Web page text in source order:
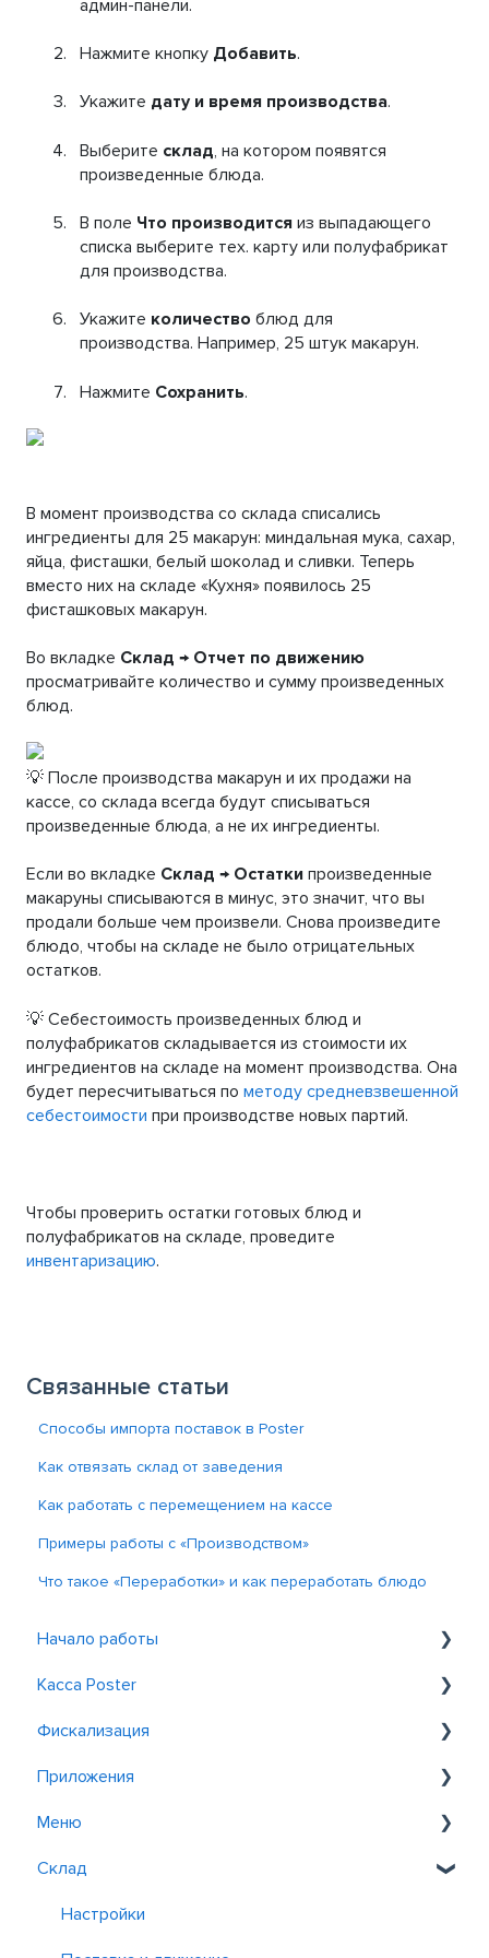
админ-панели.
Нажмите кнопку Добавить.
Укажите дату и время производства.
Выберите склад, на котором появятся
произведенные блюда.
В поле Что производится из выпадающего
списка выберите тех. карту или полуфабрикат
для производства.
Укажите количество блюд для
производства. Например, 25 штук макарун.
Нажмите Сохранить.
В момент производства со склада списались
ингредиенты для 25 макарун: миндальная мука, сахар,
яйца, фисташки, белый шоколад и сливки. Теперь
вместо них на складе «Кухня» появилось 25
фисташковых макарун.
Во вкладке Склад → Отчет по движению
просматривайте количество и сумму произведенных
блюд.
💡 После производства макарун и их продажи на
кассе, со склада всегда будут списываться
произведенные блюда, а не их ингредиенты.
Если во вкладке Склад → Остатки произведенные
макаруны списываются в минус, это значит, что вы
продали больше чем произвели. Снова произведите
блюдо, чтобы на складе не было отрицательных
остатков.
💡 Себестоимость произведенных блюд и
полуфабрикатов складывается из стоимости их
ингредиентов на складе на момент производства. Она
будет пересчитываться по методу средневзвешенной
себестоимости при производстве новых партий.
Чтобы проверить остатки готовых блюд и
полуфабрикатов на складе, проведите
инвентаризацию.
Связанные статьи
Способы импорта поставок в Poster
Как отвязать склад от заведения
Как работать с перемещением на кассе
Примеры работы с «Производством»
Что такое «Переработки» и как переработать блюдо
Начало работы
Знакомство с Poster
Регистрация и вход
Касса Poster
Общие
Обслуживание у столиков
Заказ
Скидки и акции
Отчеты
Фискализация
Фискализация в Казахстане
Фискализация в Узбекистане
Приложения
Postie AI Assistant
Poster QR
Poster Site
Меню
Добавление товаров и блюд
Модификации
Склад
Настройки